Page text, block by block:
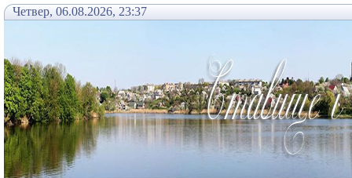
Четвер, 06.08.2026, 23:37